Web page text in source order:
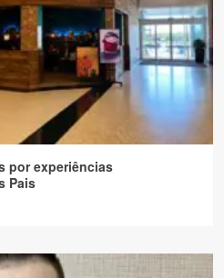
por experiências
Pais